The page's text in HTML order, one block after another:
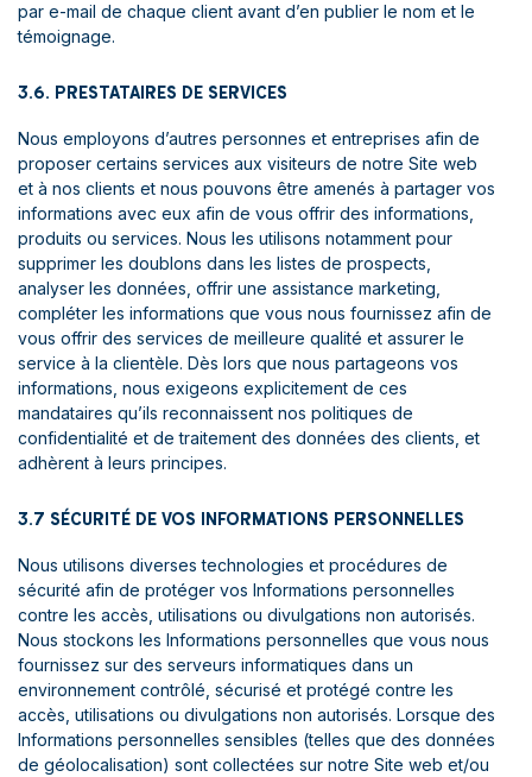
par e-mail de chaque client avant d’en publier le nom et le
témoignage.
3.6. PRESTATAIRES DE SERVICES
Nous employons d’autres personnes et entreprises afin de
proposer certains services aux visiteurs de notre Site web
et à nos clients et nous pouvons être amenés à partager vos
informations avec eux afin de vous offrir des informations,
produits ou services. Nous les utilisons notamment pour
supprimer les doublons dans les listes de prospects,
analyser les données, offrir une assistance marketing,
compléter les informations que vous nous fournissez afin de
vous offrir des services de meilleure qualité et assurer le
service à la clientèle. Dès lors que nous partageons vos
informations, nous exigeons explicitement de ces
mandataires qu’ils reconnaissent nos politiques de
confidentialité et de traitement des données des clients, et
adhèrent à leurs principes.
3.7 SÉCURITÉ DE VOS INFORMATIONS PERSONNELLES
Nous utilisons diverses technologies et procédures de
sécurité afin de protéger vos Informations personnelles
contre les accès, utilisations ou divulgations non autorisés.
Nous stockons les Informations personnelles que vous nous
fournissez sur des serveurs informatiques dans un
environnement contrôlé, sécurisé et protégé contre les
accès, utilisations ou divulgations non autorisés. Lorsque des
Informations personnelles sensibles (telles que des données
de géolocalisation) sont collectées sur notre Site web et/ou